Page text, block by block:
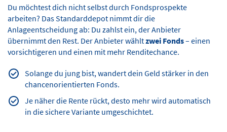
Du möchtest dich nicht selbst durch Fondsprospekte
arbeiten? Das Standarddepot nimmt dir die
Anlageentscheidung ab: Du zahlst ein, der Anbieter
übernimmt den Rest. Der Anbieter wähltzwei Fonds– einen
vorsichtigeren und einen mit mehr Renditechance.
Solange du jung bist, wandert dein Geld stärker in den
chancenorientierten Fonds.
Je näher die Rente rückt, desto mehr wird automatisch
in die sichere Variante umgeschichtet.